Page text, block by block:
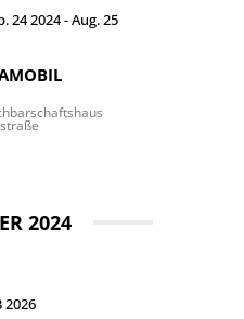
24 2024- Aug. 25
2024
2026